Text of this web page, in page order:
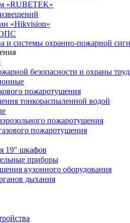
«RUBETEK»
«Hikvision»
и системы охранно-пожарной
безопасности и охраны
пожаротушения
тонкораспыленной водой
пожаротушения
пожаротушения
19" шкафов
приборы
кухонного оборудования
дыхания